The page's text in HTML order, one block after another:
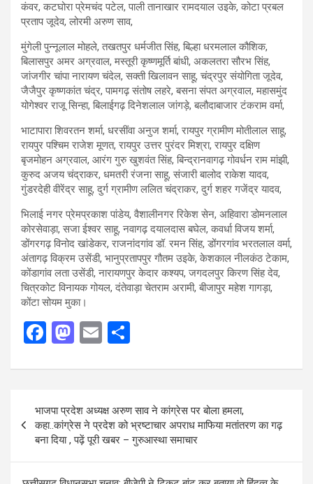
कंवर, कटघोरा प्रेमचंद पटेल, पाली तानाखार रामदयाल उइके, कोटा प्रबल
प्रताप जूदेव, लोरमी अरुण साव,
मुंगेली पुन्नूलाल मोहले, तखतपुर धर्मजीत सिंह, बिल्हा धरमलाल कौशिक,
बिलासपुर अमर अग्रवाल, मस्तूरी कृष्णमूर्ति बांधी, अकलतरा सौरभ सिंह,
जांजगीर चांपा नारायण चंदेल, सक्ती खिलावन साहू, चंद्रपुर संयोगिता जूदेव,
जैजैपुर कृष्णकांत चंद्र, पामगढ़ संतोष लहरे, बसना संपत अग्रवाल, महासमुंद
योगेश्वर राजू सिन्हा, बिलाईगढ़ दिनेशलाल जांगड़े, बलौदाबाजार टंकराम वर्मा,
भाटापारा शिवरतन शर्मा, धरसींवा अनुज शर्मा, रायपुर ग्रामीण मोतीलाल साहू,
रायपुर पश्चिम राजेश मूणत, रायपुर उत्तर पुरंदर मिश्रा, रायपुर दक्षिण
बृजमोहन अग्रवाल, आरंग गुरु खुशवंत सिंह, बिन्द्रानवागढ़ गोवर्धन राम मांझी,
कुरुद अजय चंद्राकर, धमतरी रंजना साहू, संजारी बालोद राकेश यादव,
गुंडरदेही वीरेंद्र साहू, दुर्ग ग्रामीण ललित चंद्राकर, दुर्ग शहर गजेंद्र यादव,
भिलाई नगर प्रेमप्रकाश पांडेय, वैशालीनगर रिकेश सेन, अहिवारा डोमनलाल
कोरसेवाड़ा, सजा ईश्वर साहू, नवागढ़ दयालदास बघेल, कवर्धा विजय शर्मा,
डोंगरगढ़ विनोद खांडेकर, राजनांदगांव डॉ. रमन सिंह, डोंगरगांव भरतलाल वर्मा,
अंतागढ़ विक्रम उसेंडी, भानुप्रतापपुर गौतम उइके, केशकाल नीलकंठ टेकाम,
कोंडागांव लता उसेंडी, नारायणपुर केदार कश्यप, जगदलपुर किरण सिंह देव,
चित्रकोट विनायक गोयल, दंतेवाड़ा चेतराम अरामी, बीजापुर महेश गागड़ा,
कोंटा सोयम मुका।
F
ce
o
o
k
M
st
o
d
o
n
E
ail ar
navigation
भाजपा प्रदेश अध्‍यक्ष अरुण साव ने कांग्रेस पर बोला हमला,
कहा..कांग्रेस ने प्रदेश को भ्रष्टाचार अपराध माफिया मतांतरण का गढ़
बना दिया , पढ़ें पूरी खबर – गुरुआस्था समाचार